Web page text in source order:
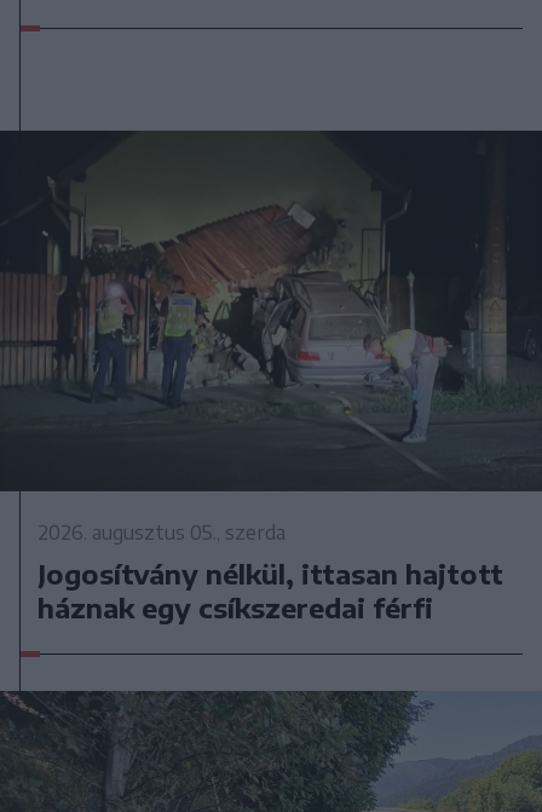
2026. augusztus 05., szerda
Jogosítvány nélkül, ittasan hajtott
háznak egy csíkszeredai férfi